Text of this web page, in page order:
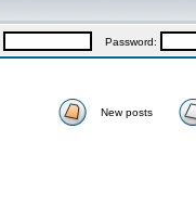
Password:
New posts